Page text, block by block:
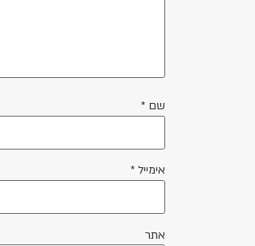
שם *
אימייל *
אתר